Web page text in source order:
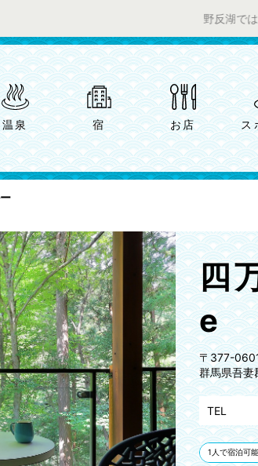
野反湖では様々な
温泉 宿 お店 ス
四
e
〒377-
群馬県吾
TEL
1人で宿泊可能